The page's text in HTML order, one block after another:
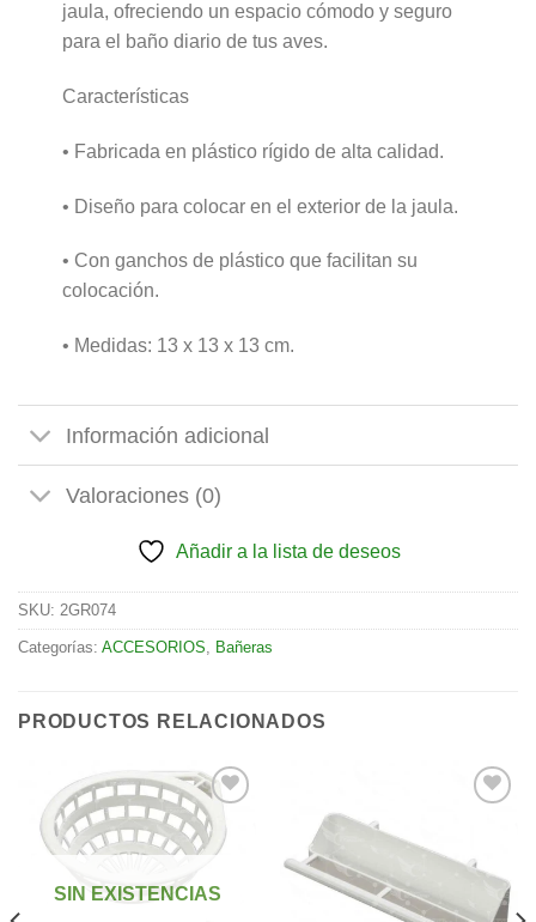
jaula, ofreciendo un espacio cómodo y seguro
para el baño diario de tus aves.
Características
• Fabricada en plástico rígido de alta calidad.
• Diseño para colocar en el exterior de la jaula.
• Con ganchos de plástico que facilitan su
colocación.
• Medidas: 13 x 13 x 13 cm.
Información adicional
Valoraciones (0)
Añadir a la lista de deseos
SKU: 2GR074
Categorías: ACCESORIOS Bañeras
PRODUCTOS RELACIONADOS
lista de
SIN EXISTENCIAS
Añadir
a la
lista de
deseos